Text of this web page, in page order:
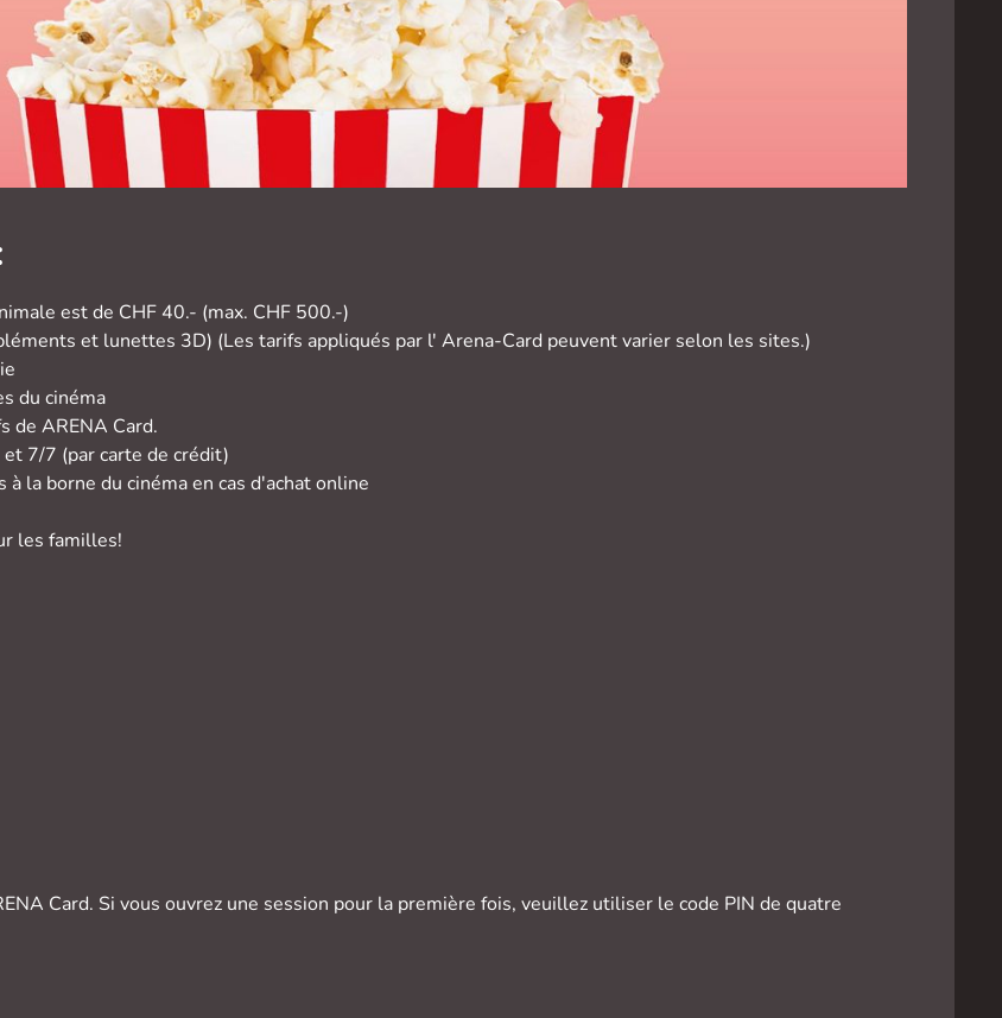
est de CHF 40.- (max. CHF 500.-)
et lunettes 3D) (Les tarifs appliqués par l' Arena-Card peuvent varier selon les sites.)
du cinéma
de ARENA Card.
7/7 (par carte de crédit)
la borne du cinéma en cas d'achat online
les familles!
Card. Si vous ouvrez une session pour la première fois, veuillez utiliser le code PIN de quatre